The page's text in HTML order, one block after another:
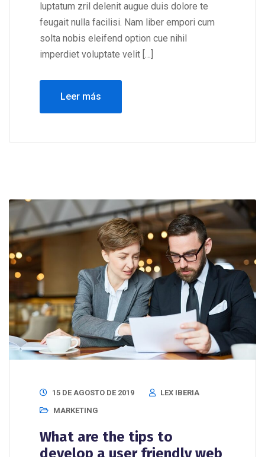
luptatum zril delenit augue duis dolore te
feugait nulla facilisi. Nam liber empori cum
solta nobis eleifend option cue nihil
imperdiet voluptate velit […]
Leer más
15 DE AGOSTO DE 2019
LEX IBERIA
MARKETING
What are the tips to
develop a user friendly web